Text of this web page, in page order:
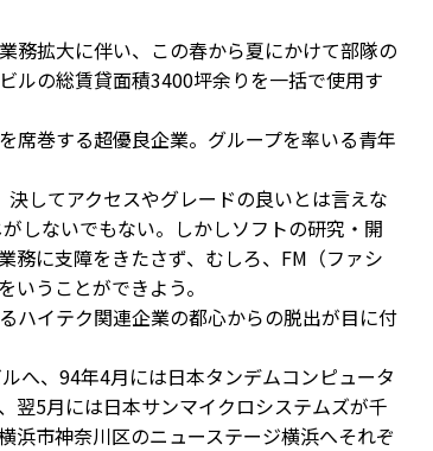
務拡大に伴い、この春から夏にかけて部隊の
ルの総賃貸面積3400坪余りを一括で使用す
席巻する超優良企業。グループを率いる青年
してアクセスやグレードの良いとは言えな
しないでもない。しかしソフトの研究・開
務に支障をきたさず、むしろ、FM（ファシ
うことができよう。
ハイテク関連企業の都心からの脱出が目に付
へ、94年4月には日本タンデムコンピュータ
翌5月には日本サンマイクロシステムズが千
浜市神奈川区のニューステージ横浜へそれぞ